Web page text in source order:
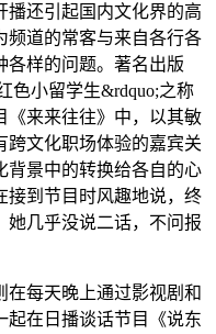
播还引起国内文化界的高
频道的常客与来自各行各
各样的问题。著名出版
色小留学生&rdquo;之称
《来来往往》中，以其敏
跨文化职场体验的嘉宾关
背景中的转换给各自的心
接到节目时风趣地说，终
她几乎没说二话，不问报
在每天晚上通过影视剧和
起在日播谈话节目《说东